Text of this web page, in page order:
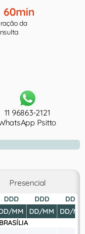
60min
da
11 96863-2121
Psitto
Presencial
DDD
MM
DDD
DD/MM
DDD
DD/MM